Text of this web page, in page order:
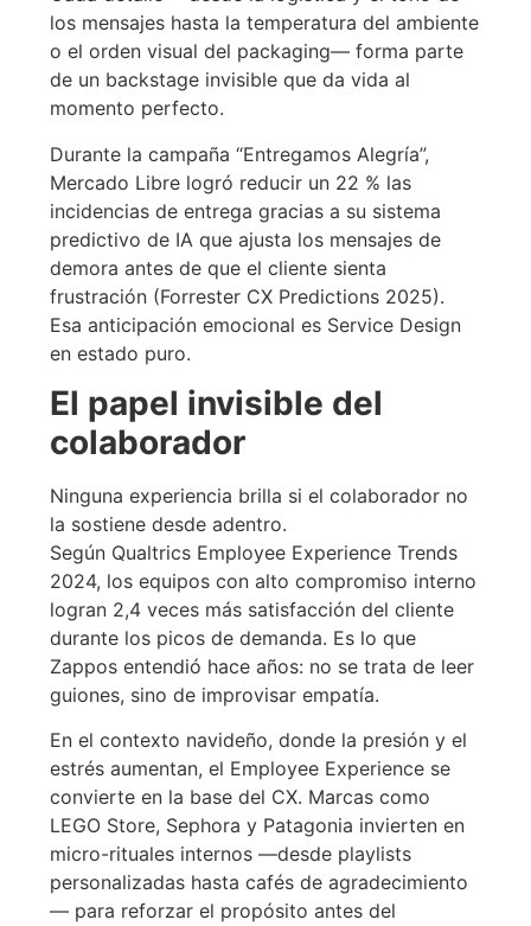
los mensajes hasta la temperatura del ambiente
o el orden visual del packaging— forma parte
de un backstage invisible que da vida al
momento perfecto.
Durante la campaña “Entregamos Alegría”,
Mercado Libre logró reducir un 22 % las
incidencias de entrega gracias a su sistema
predictivo de IA que ajusta los mensajes de
demora antes de que el cliente sienta
frustración (Forrester CX Predictions 2025).
Esa anticipación emocional es Service Design
en estado puro.
El papel invisible del
colaborador
Ninguna experiencia brilla si el colaborador no
la sostiene desde adentro.
Según Qualtrics Employee Experience Trends
2024, los equipos con alto compromiso interno
logran 2,4 veces más satisfacción del cliente
durante los picos de demanda. Es lo que
Zappos entendió hace años: no se trata de leer
guiones, sino de improvisar empatía.
En el contexto navideño, donde la presión y el
estrés aumentan, el Employee Experience se
convierte en la base del CX. Marcas como
LEGO Store, Sephora y Patagonia invierten en
micro-rituales internos —desde playlists
personalizadas hasta cafés de agradecimiento
— para reforzar el propósito antes del